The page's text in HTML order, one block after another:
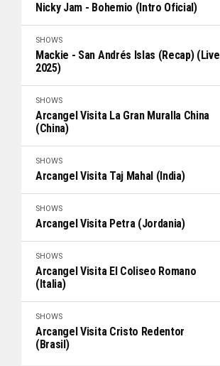
Nicky Jam - Bohemio (Intro Oficial)
SHOWS
Mackie - San Andrés Islas (Recap) (Live
2025)
SHOWS
Arcangel Visita La Gran Muralla China
(China)
SHOWS
Arcangel Visita Taj Mahal (India)
SHOWS
Arcangel Visita Petra (Jordania)
SHOWS
Arcangel Visita El Coliseo Romano
(Italia)
SHOWS
Arcangel Visita Cristo Redentor
(Brasil)